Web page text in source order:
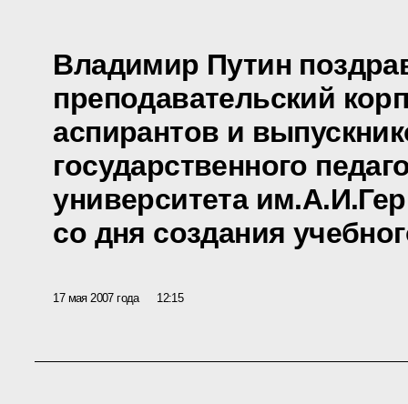
Владимир Путин
преподавательский
аспирантов и
государственного
университета
со дня создания
17 мая 2007 года 12:15